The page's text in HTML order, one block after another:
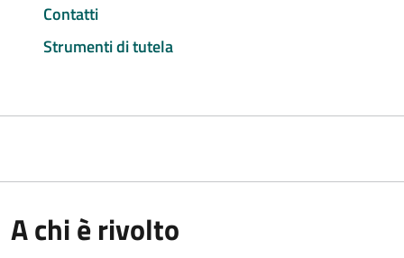
Contatti
Strumenti di tutela
A chi è rivolto